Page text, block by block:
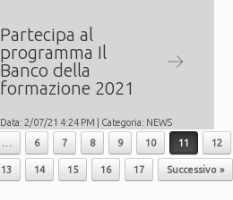
Partecipa al
programma Il
Banco della
formazione 2021
Data: 2/07/21 4:24 PM | Categoria: NEWS
… 6 7 8 9 10 11 12
13 14 15 16 17 Successivo »